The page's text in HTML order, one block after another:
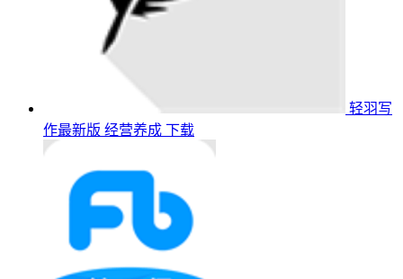
轻羽写
作最新版 经营养成 下载